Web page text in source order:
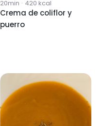
20min · 420 kcal
Crema de coliflor y
puerro